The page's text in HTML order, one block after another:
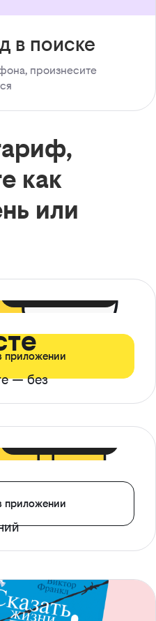
в поиске
произнесите
как
или
— без
приложении
приложении